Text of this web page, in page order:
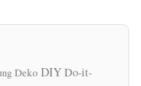
Deko DIYDo-it-